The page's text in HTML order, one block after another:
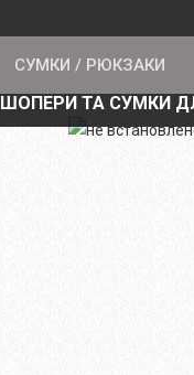
СУМКИ / РЮКЗАКИ
ШОПЕРИ ТА СУМКИ
ШОПЕРИ ТА СУМКИ